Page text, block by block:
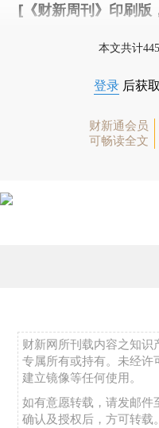
[《财新周刊》印刷版
本文共计
登录 后获
财新通会员
可畅读全文
财新网所刊载内容之知识
专属所有或持有。未经许
建立镜像等任何使用。
如有意愿转载，请发邮件
确认及授权后，方可转载。